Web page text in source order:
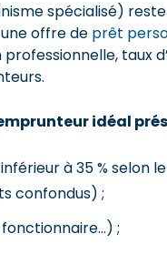
spécialisé)
offre de prêt
taux
idéal
à 35 % selon
confondus) ;
;